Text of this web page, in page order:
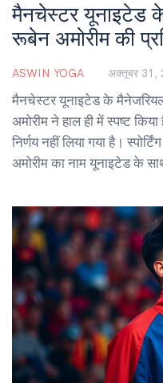
मैनचेस्टर यूनाइटेड
रूबेन अमोरीम की
भी तय नहीं'
ASWIN YOGA अक्तूबर 31,
मैनचेस्टर यूनाइटेड के
अमोरीम ने हाल ही में स्पष्ट
निर्णय नहीं लिया गया है।
अमोरीम का नाम यूनाइटेड के
स्पोर्टिंग सीपी पर केंद्रित हैं।